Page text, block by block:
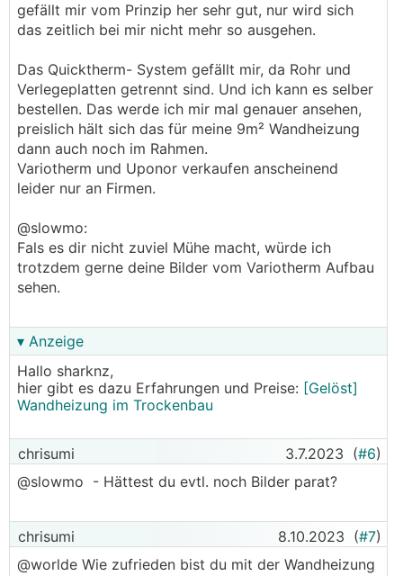
gefällt mir vom Prinzip her sehr gut, nur wird sich
das zeitlich bei mir nicht mehr so ausgehen.
Das Quicktherm- System gefällt mir, da Rohr und
Verlegeplatten getrennt sind. Und ich kann es selber
bestellen. Das werde ich mir mal genauer ansehen,
preislich hält sich das für meine 9m² Wandheizung
dann auch noch im Rahmen.
Variotherm und Uponor verkaufen anscheinend
leider nur an Firmen.
@slowmo:
Fals es dir nicht zuviel Mühe macht, würde ich
trotzdem gerne deine Bilder vom Variotherm Aufbau
sehen.
▾ Anzeige
Hallo sharknz,
hier gibt es dazu Erfahrungen und Preise: [Gelöst]
Wandheizung im Trockenbau
chrisumi 3.7.2023 (#6)
@slowmo - Hättest du evtl. noch Bilder parat?
chrisumi 8.10.2023 (#7)
@worlde Wie zufrieden bist du mit der Wandheizung